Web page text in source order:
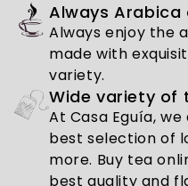
Always
Always enjoy the
made with
variety.
Wide variety of
At Casa Eguía,
best selection of
more. Buy tea
best quality and